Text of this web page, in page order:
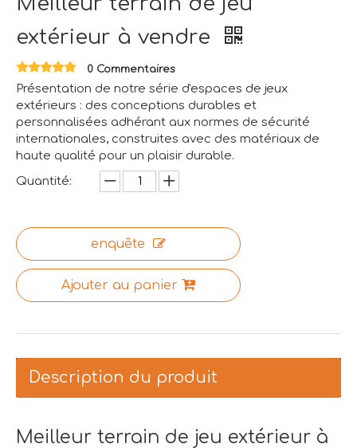
extérieur à vendre
0 Commentaires
Présentation de notre série d'espaces de jeux
extérieurs : des conceptions durables et
personnalisées adhérant aux normes de sécurité
internationales, construites avec des matériaux de
haute qualité pour un plaisir durable.
Quantité:
enquête
Ajouter au panier
Description du produit
Meilleur terrain de jeu extérieur à